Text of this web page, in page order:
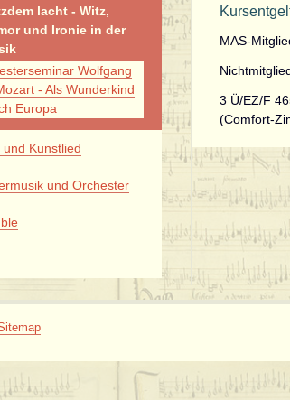
MAS-
3 Ü/EZ/F
(Comfort-
lacht - Witz,
und Ironie in der
Wolfgang
- Als Wunderkind
Europa
und Kunstlied
und Orchester